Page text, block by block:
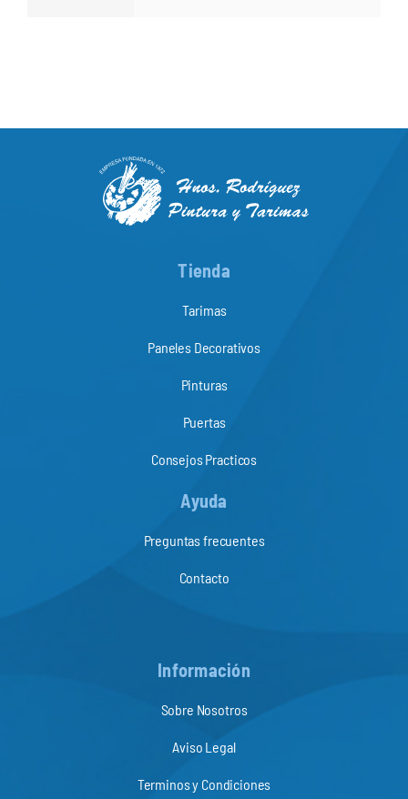
Tienda
Tarimas
Paneles Decorativos
Pinturas
Puertas
Consejos Practicos
Ayuda
Preguntas frecuentes
Contacto
Información
Sobre Nosotros
Aviso Legal
Terminos y Condiciones